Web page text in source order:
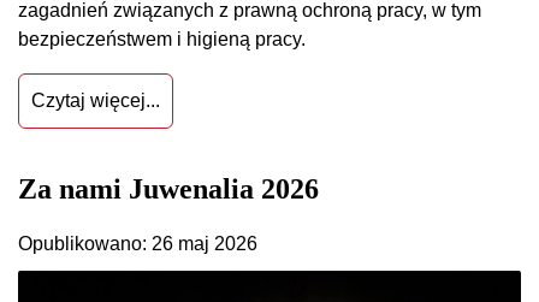
zagadnień związanych z prawną ochroną pracy, w tym
bezpieczeństwem i higieną pracy.
Czytaj więcej...
Za nami Juwenalia 2026
Opublikowano: 26 maj 2026